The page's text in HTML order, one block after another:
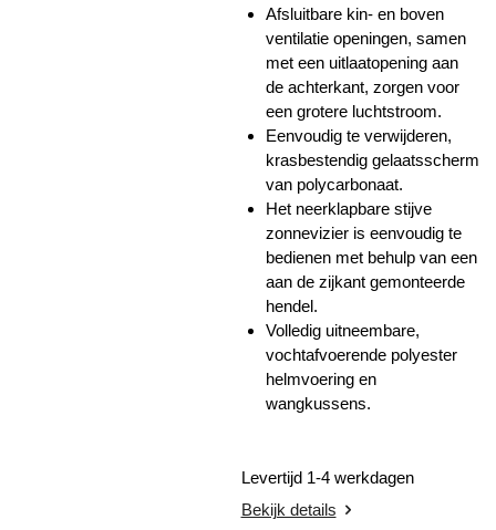
Afsluitbare kin- en boven
ventilatie openingen, samen
met een uitlaatopening aan
de achterkant, zorgen voor
een grotere luchtstroom.
Eenvoudig te verwijderen,
krasbestendig gelaatsscherm
van polycarbonaat.
Het neerklapbare stijve
zonnevizier is eenvoudig te
bedienen met behulp van een
aan de zijkant gemonteerde
hendel.
Volledig uitneembare,
vochtafvoerende polyester
helmvoering en
wangkussens.
Levertijd 1-4 werkdagen
Bekijk details